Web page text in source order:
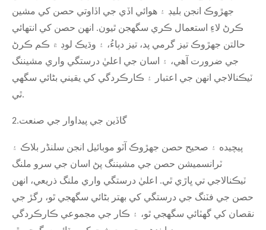
جهڙوڪ انجن بليڊ ۽ هوائي اڏي جي اڏاوتي حصن کي مشين
ڪرڻ لاءِ استعمال ڪري سگهجن ٿيون. انهن حصن کي انتهائي
حالتن جهڙوڪ تيز گرمي پد، تيز دٻاءُ، ۽ وڌيڪ لوڊ ۾ ڪم ڪرڻ
جي ضرورت آهي، ۽ اسان جي اعليٰ درستگي واري مشيننگ
ٽيڪنالاجي انهن جي اعتبار ۽ ڪارڪردگي کي يقيني بڻائي سگهي
ٿي.
2.گاڏين جي پيداوار جي صنعت
پيچيده ۽ صحيح حصن جهڙوڪ آٽو موبائيل انجن سلنڈر بلاڪ ۽
ٽرانسميشن حصن جي مشيننگ پڻ اسان جي سرو ملنگ
ٽيڪنالاجي تي ڀاڙي ٿي. اعليٰ درستگي واري ملنگ ذريعي، انهن
حصن جي فٽنگ جي درستگي کي بهتر بڻائي سگهجي ٿو، رگڙ جي
نقصان کي گهٽائي سگهجي ٿو، ۽ ڪار جي مجموعي ڪارڪردگي